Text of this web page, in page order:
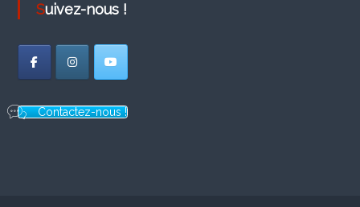
Suivez-nous !
Contactez-nous !